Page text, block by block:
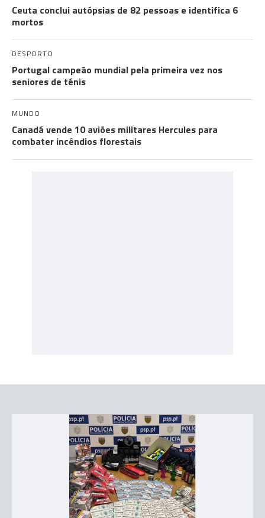
Ceuta conclui autópsias de 82 pessoas e identifica 6
mortos
DESPORTO
Portugal campeão mundial pela primeira vez nos
seniores de ténis
MUNDO
Canadá vende 10 aviões militares Hercules para
combater incêndios florestais